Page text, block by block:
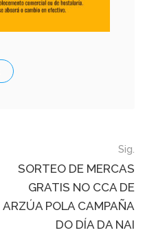
Sig.
SORTEO DE MERCAS
GRATIS NO CCA DE
ARZÚA POLA CAMPAÑA
DO DÍA DA NAI